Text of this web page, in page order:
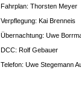
Fahrplan: Thorsten Meyer
Verpflegung: Kai Brenneis
Übernachtung: Uwe
DCC: Rolf Gebauer
Telefon: Uwe Stegemann